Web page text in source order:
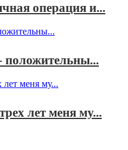
операция и...
- положительны...
лет меня му...